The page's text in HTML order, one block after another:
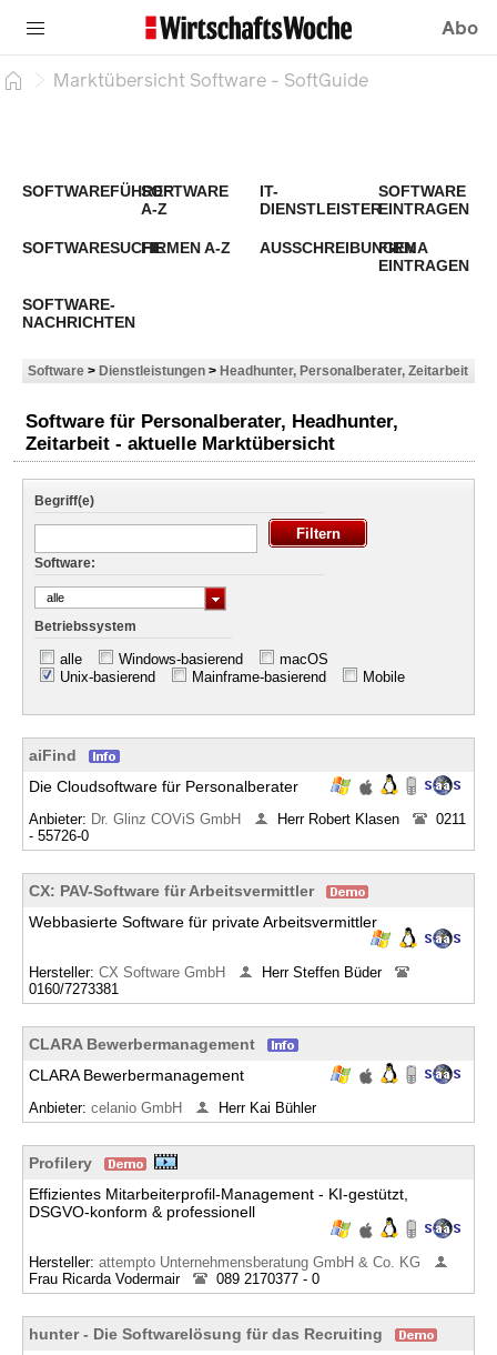
Abo
Marktübersicht Software - SoftGuide
SOFTWAREFÜHRERSOFTWARE
A-Z
IT-
DIENSTLEISTER
SOFTWARE
EINTRAGEN
SOFTWARESUCHEFIRMEN A-Z AUSSCHREIBUNGEN
FIRMA
EINTRAGEN
SOFTWARE-
NACHRICHTEN
Software > Dienstleistungen > Headhunter, Personalberater, Zeitarbeit
Software für Personalberater, Headhunter,
Zeitarbeit - aktuelle Marktübersicht
Begriff(e)
Software:
alle
Betriebssystem
alle Windows-basierend
macOS
Unix-basierend
Mainframe-basierend Mobile
aiFind
Die Cloudsoftware für Personalberater
Anbieter: Dr. Glinz COViS GmbH Herr Robert Klasen
0211
- 55726-0
CX: PAV-Software für Arbeitsvermittler
Webbasierte Software für private Arbeitsvermittler
Hersteller: CX Software GmbH
Herr Steffen Büder
0160/7273381
CLARA Bewerbermanagement
CLARA Bewerbermanagement
Anbieter: celanio GmbH Herr Kai Bühler
Profilery
Effizientes Mitarbeiterprofil-Management - KI-gestützt,
DSGVO-konform & professionell
Hersteller: attempto Unternehmensberatung GmbH & Co. KG
Frau Ricarda Vodermair
089 2170377 - 0
hunter - Die Softwarelösung für das Recruiting